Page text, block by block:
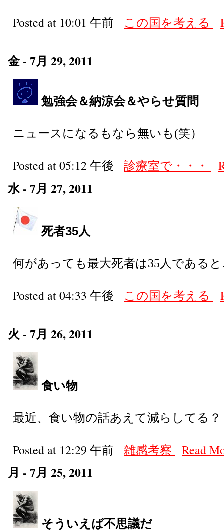
Posted at 10:01 午前 この国を考える
金 - 7月 29, 2011
勉強会＆納涼会＆やらせ質問
ニュースになるもなら無いも(笑）
Posted at 05:12 午後 診療室で・・・
水 - 7月 27, 2011
死者35人
何があっても最大死者は35人である
Posted at 04:33 午後 この国を考える
火 - 7月 26, 2011
食い物
最近、食い物の話あえて減らしてる？
Posted at 12:29 午前 雑感考察 Read
月 - 7月 25, 2011
そういえば不思議だ